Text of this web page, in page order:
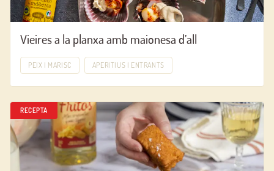
Vieires a la planxa amb maionesa d’all
PEIX I MARISC APERITIUS I ENTRANTS
RECEPTA